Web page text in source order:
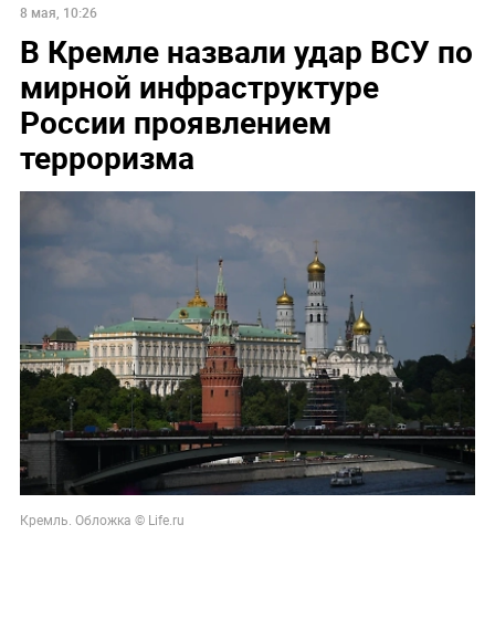
8 мая, 10:26
В Кремле назвали удар ВСУ по
мирной инфраструктуре
России проявлением
терроризма
Кремль. Обложка © Life.ru